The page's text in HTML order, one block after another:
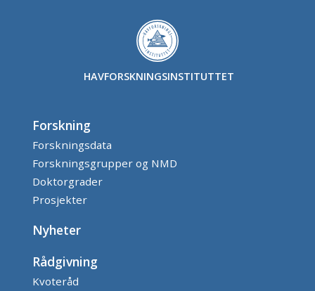
HAVFORSKNINGSINSTITUTTET
Forskning
Forskningsdata
Forskningsgrupper og NMD
Doktorgrader
Prosjekter
Nyheter
Rådgivning
Kvoteråd